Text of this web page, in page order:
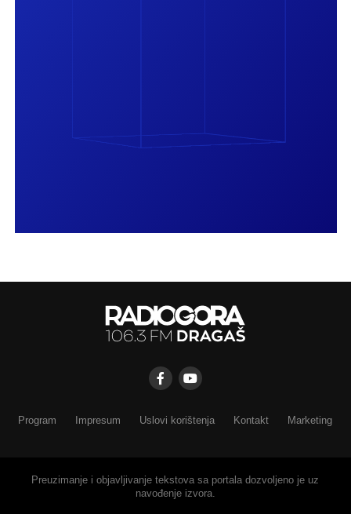
Program Impresum Uslovi korištenja Kontakt Marketing
Preuzimanje i objavljivanje tekstova sa portala dozvoljeno je uz
navođenje izvora.